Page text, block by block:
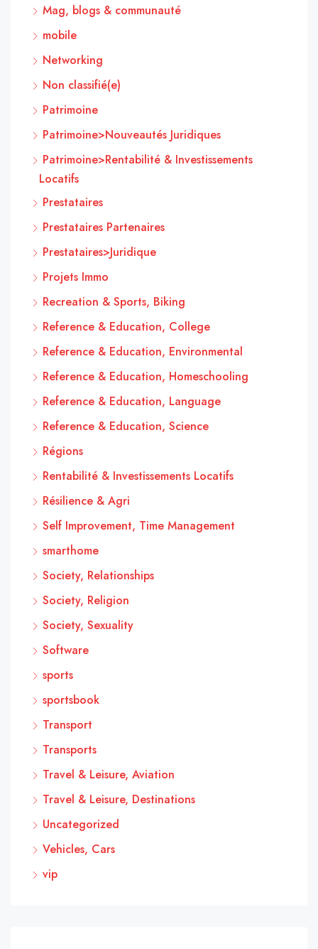
Mag, blogs & communauté
mobile
Networking
Non classifié(e)
Patrimoine
Patrimoine>Nouveautés Juridiques
Patrimoine>Rentabilité & Investissements
Locatifs
Prestataires
Prestataires Partenaires
Prestataires>Juridique
Projets Immo
Recreation & Sports, Biking
Reference & Education, College
Reference & Education, Environmental
Reference & Education, Homeschooling
Reference & Education, Language
Reference & Education, Science
Régions
Rentabilité & Investissements Locatifs
Résilience & Agri
Self Improvement, Time Management
smarthome
Society, Relationships
Society, Religion
Society, Sexuality
Software
sports
sportsbook
Transport
Transports
Travel & Leisure, Aviation
Travel & Leisure, Destinations
Uncategorized
Vehicles, Cars
vip